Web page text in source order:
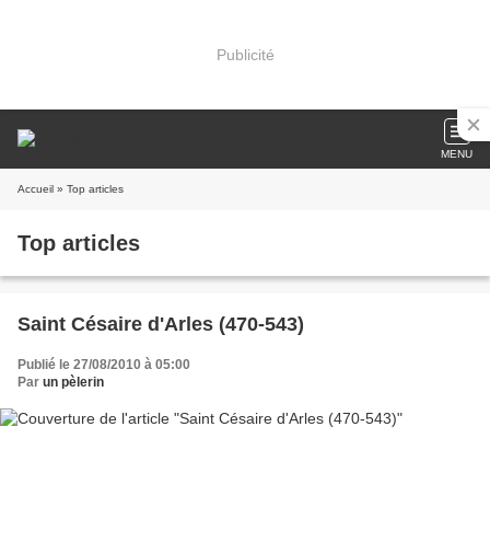
Publicité
MENU
Accueil » Top articles
Top articles
Saint Césaire d'Arles (470-543)
Publié le 27/08/2010 à 05:00
Par un pèlerin